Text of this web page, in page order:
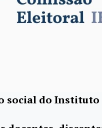
social do